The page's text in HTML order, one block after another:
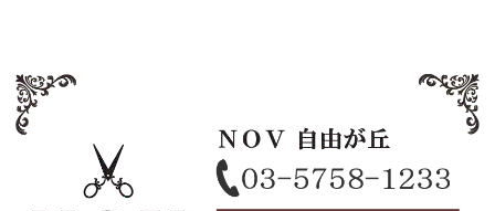
Opening&Access
営業時間・アクセス